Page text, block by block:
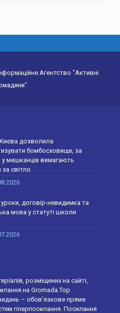
Агентство "Активні
дозволила
бомбосховище, за
у мешканців вимагають
світло
уроки, договір-невидимка та
мова у статуті школи
розміщених на сайті,
на Gromada.Top
– обов’язкове пряме
гіперпосилання. Посилання